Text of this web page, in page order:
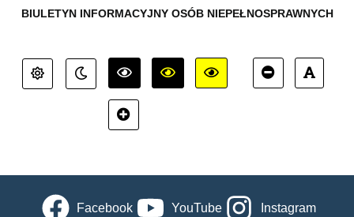
BIULETYN INFORMACYJNY OSÓB NIEPEŁNOSPRAWNYCH
Facebook YouTube Instagram